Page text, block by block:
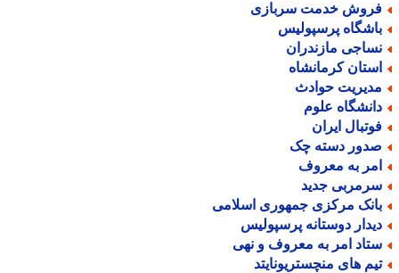
خدمت سربازی
پرسپولیس
مازندران
کرمانشاه
حوادث
علوم
ایران
دسته چک
به معروف
جدید
مرکزی جمهوری اسلامی
دوستانه پرسپولیس
امر به معروف و نهی
های منچستریونایتد